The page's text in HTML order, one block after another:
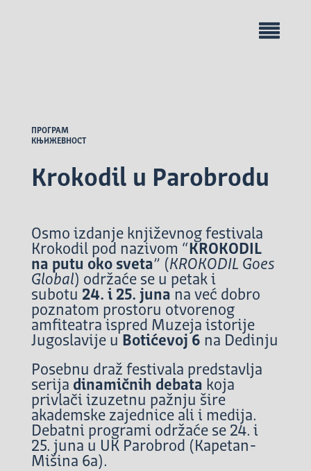
ПРОГРАМ
КЊИЖЕВНОСТ
Krokodil u Parobrodu
Osmo izdanje književnog festivala
Krokodil pod nazivom “ KROKODIL
na putu oko sveta” (KROKODIL Goes
Global) održaće se u petak i
subotu 24. i 25. juna na već dobro
poznatom prostoru otvorenog
amfiteatra ispred Muzeja istorije
Jugoslavije u Botićevoj 6 na Dedinju
Posebnu draž festivala predstavlja
serija dinamičnih debata koja
privlači izuzetnu pažnju šire
akademske zajednice ali i medija.
Debatni programi održaće se 24. i
25. juna u UK Parobrod (Kapetan-
Mišina 6a).